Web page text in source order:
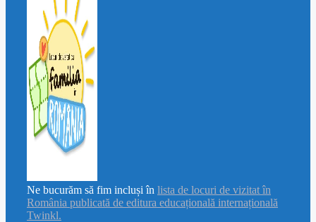
Ne bucurăm să fim incluși în lista de locuri de vizitat în
România publicată de editura educațională internațională
Twinkl.